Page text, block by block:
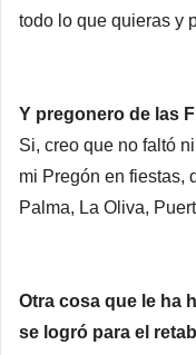
todo lo que quieras y
Y pregonero de las
Si, creo que no faltó
mi Pregón en fiestas,
Palma, La Oliva,
Otra cosa que le ha
se logró para el